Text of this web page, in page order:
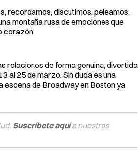
recordamos, discutimos, peleamos,
montaña rusa de emociones que
corazón.
relaciones de forma genuina, divertida
al 25 de marzo. Sin duda es una
escena de Broadway en Boston ya
Suscríbete aquía nuestros